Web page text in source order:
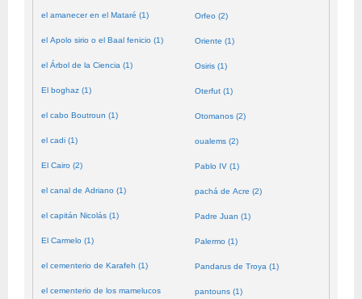
el amanecer en el Mataré (1)
el Apolo sirio o el Baal fenicio (1)
el Árbol de la Ciencia (1)
El boghaz (1)
el cabo Boutroun (1)
el cadi (1)
El Cairo (2)
el canal de Adriano (1)
el capitán Nicolás (1)
El Carmelo (1)
el cementerio de Karafeh (1)
el cementerio de los mamelucos
Orfeo (2)
Oriente (1)
Osiris (1)
Oterfut (1)
Otomanos (2)
oualems (2)
Pablo IV (1)
pachá de Acre (2)
Padre Juan (1)
Palermo (1)
Pandarus de Troya (1)
pantouns (1)